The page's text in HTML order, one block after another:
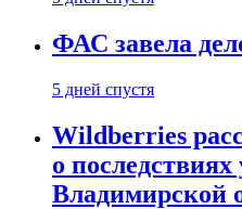
ФАС завела
5 дней спустя
Wildberries
о последствиях
Владимирской